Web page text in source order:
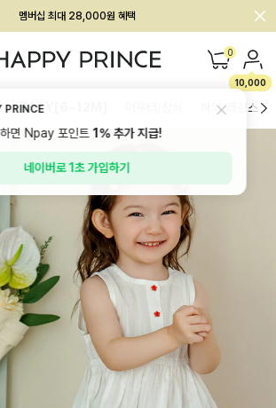
회원전용 아울렛, 가입하면 ~60% 할인!
멤버십 최대 28,000원 혜택 0
10,000
BABY[6~12M] 하의/레깅스
PRINCE
하면 Npay 포인트1%추가 지급!
네이버로 1초 가입하기